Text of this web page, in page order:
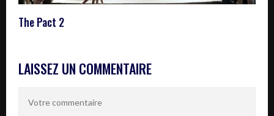
The Pact 2
LAISSEZ UN COMMENTAIRE